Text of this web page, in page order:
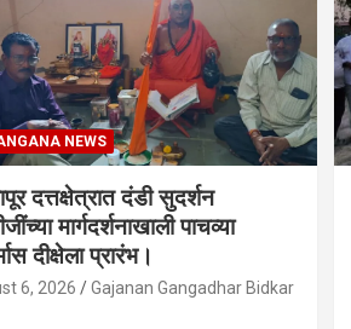
NEWS
दत्तक्षेत्रात दंडी सुदर्शन
मार्गदर्शनाखाली पाचव्या
दीक्षेला प्रारंभ।
6, 2026 Gajanan Gangadhar Bidkar